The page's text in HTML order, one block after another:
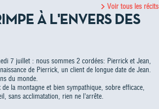
Voir tous les récits
À L'ENVERS DES
7 juillet : nous sommes 2 cordées: Pierrick et Jean,
de Pierrick, un client de longue date de Jean.
du monde.
la montagne et bien sympathique, sobre efficace,
sans acclimatation, rien ne l’arrête.